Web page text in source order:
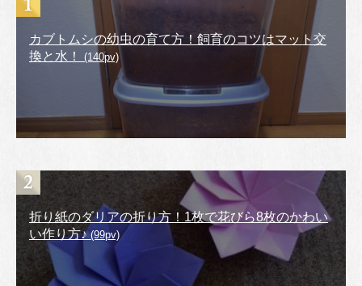
カブトムシの幼虫の育て方！飼育のコツはマット交
換と水！
(140pv)
折り紙のダリアの折り方！1枚で花びら8枚のかわい
い作り方♪(99pv)